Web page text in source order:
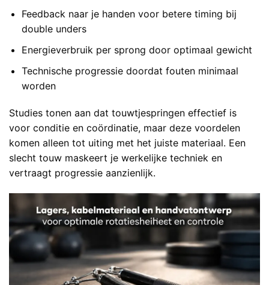
Feedback naar je handen voor betere timing bij
double unders
Energieverbruik per sprong door optimaal gewicht
Technische progressie doordat fouten minimaal
worden
Studies tonen aan dat touwtjespringen effectief is
voor conditie en coördinatie, maar deze voordelen
komen alleen tot uiting met het juiste materiaal. Een
slecht touw maskeert je werkelijke techniek en
vertraagt progressie aanzienlijk.